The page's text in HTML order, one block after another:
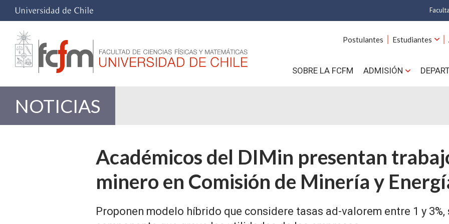
Postulantes Estudiantes
SOBRE LA FCFM ADMISIÓN
NOTICIAS
Académicos del DIMin presentan
minero en Comisión de Minería y
Proponen modelo híbrido que considere tasas ad-valorem entre 1 y 3%,